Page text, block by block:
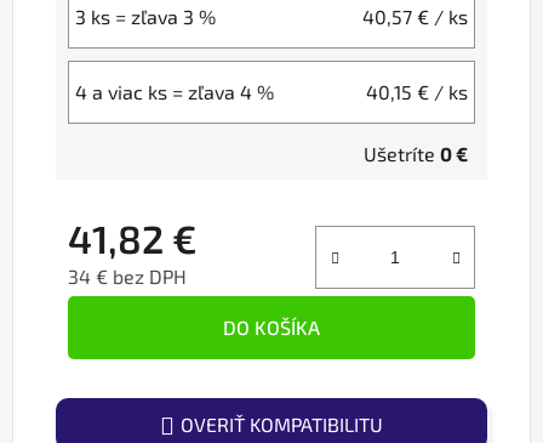
3 ks = zľava 3 % 40,57 € / ks
4 a viac ks = zľava 4 % 40,15 € / ks
Ušetríte 0 €
41,82 €
34 € bez DPH
DO KOŠÍKA
OVERIŤ KOMPATIBILITU